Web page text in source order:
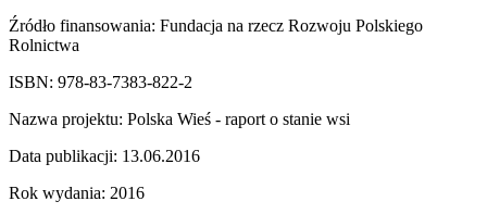
Źródło finansowania: Fundacja na rzecz Rozwoju Polskiego
Rolnictwa
ISBN: 978-83-7383-822-2
Nazwa projektu: Polska Wieś - raport o stanie wsi
Data publikacji: 13.06.2016
Rok wydania: 2016